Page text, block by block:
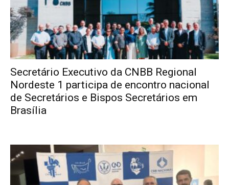
Secretário Executivo da CNBB Regional
Nordeste 1 participa de encontro nacional
de Secretários e Bispos Secretários em
Brasília